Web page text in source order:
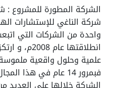
الشركة المطورة للمشروع :
شركة الناغي للإستشارات
واحدة من الشركات التي
انطلاقتها
علمية وحلول واقعية
فبمرور 14 عام في